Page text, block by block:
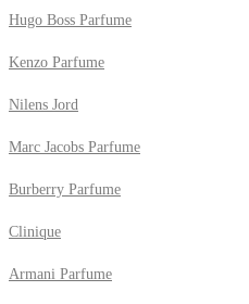
Hugo Boss Parfume
Kenzo Parfume
Nilens Jord
Marc Jacobs Parfume
Burberry Parfume
Clinique
Armani Parfume